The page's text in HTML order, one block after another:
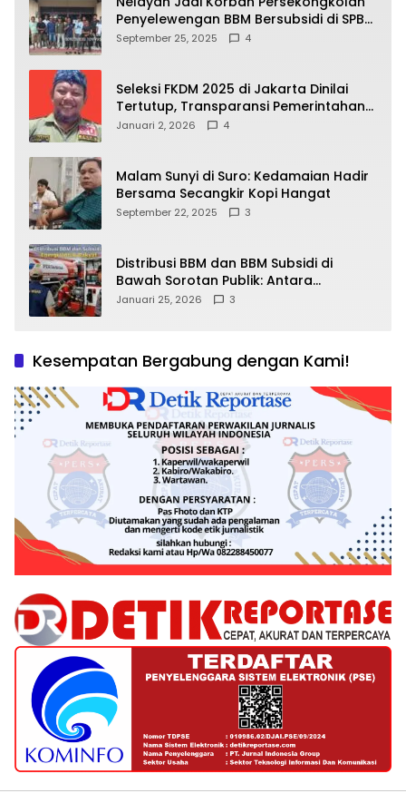
Penyelewengan BBM Bersubsidi di SPBU
64.78809 Teluk Batang
September 25, 2025 4
Seleksi FKDM 2025 di Jakarta Dinilai
Tertutup, Transparansi Pemerintahan
Pramono–Rano Dipertanyakan
Januari 2, 2026 4
Malam Sunyi di Suro: Kedamaian Hadir
Bersama Secangkir Kopi Hangat
September 22, 2025 3
Distribusi BBM dan BBM Subsidi di
Bawah Sorotan Publik: Antara
Kepentingan Negara, Hak Konsumen,
Januari 25, 2026 3
Kesempatan Bergabung dengan Kami!